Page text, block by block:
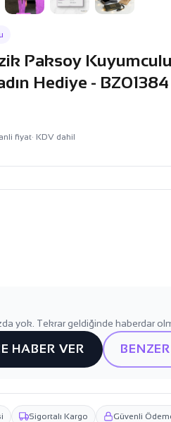
Paksoy
Hediye - BZ01384
fiyat· KDV dahil
yok. Tekrar geldiğinde haberdar
HABER VER
Sigortalı Kargo Güvenli